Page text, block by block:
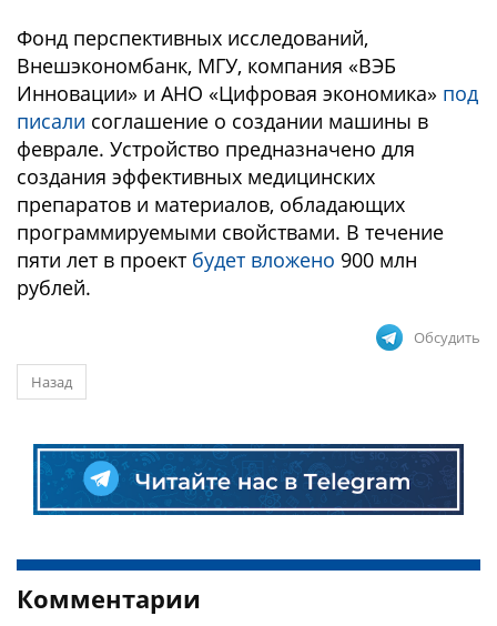
Фонд перспективных исследований,
Внешэкономбанк, МГУ, компания «ВЭБ
Инновации» и АНО «Цифровая экономика» под
писали соглашение о создании машины в
феврале. Устройство предназначено для
создания эффективных медицинских
препаратов и материалов, обладающих
программируемыми свойствами. В течение
пяти лет в проект будет вложено 900 млн
рублей.
Обсудить
Назад
Комментарии